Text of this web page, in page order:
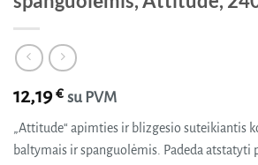
12,19€ su PVM
„Attitude“ apimties ir blizgesio suteikiantis
baltymais ir spanguolėmis. Padeda atstatyti